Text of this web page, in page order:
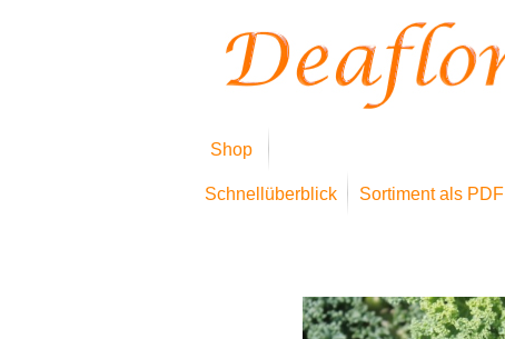
Shop
Schnellüberblick Sortiment als PDF